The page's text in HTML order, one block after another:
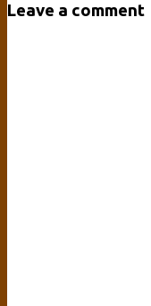
Leave a comment